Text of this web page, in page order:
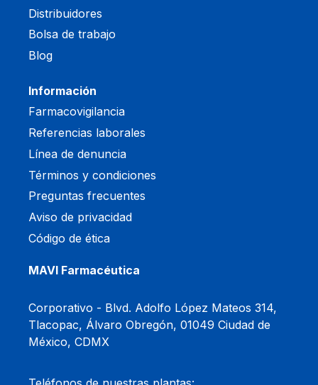
Distribuidores
Bolsa de trabajo
Blog
Información
Farmacovigilancia
Referencias laborales
Línea de denuncia
Términos y condiciones
Preguntas frecuentes
Aviso de privacidad
Código de ética
MAVI Farmacéutica
Corporativo - Blvd. Adolfo López Mateos 314,
Tlacopac, Álvaro Obregón, 01049 Ciudad de
México, CDMX